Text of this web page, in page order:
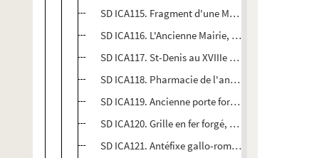
SD ICA115. Fragment d'une Montjoie. Les
SD ICA116. L'Ancienne Mairie, démolie en 1882
SD ICA117. St-Denis au XVIIIe siècle. Rue de Paris
SD ICA118. Pharmacie de l'ancien Hôtel-Dieu -
SD ICA119. Ancienne porte fortifiée de l'Abbaye de
SD ICA120. Grille en fer forgé, datée de 1730,
SD ICA121. Antéfixe gallo-romain, trouvée sous